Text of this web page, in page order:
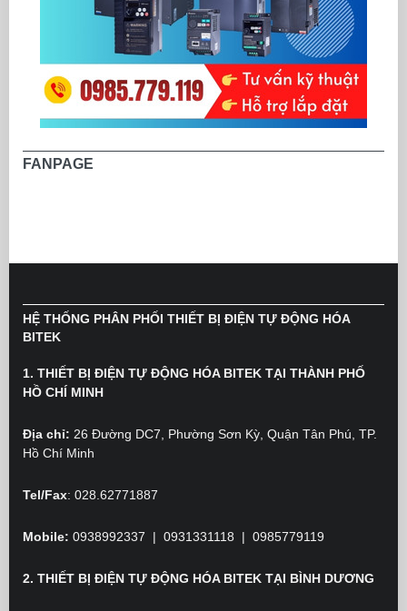
FANPAGE
HỆ THỐNG PHÂN PHỐI THIẾT BỊ ĐIỆN TỰ ĐỘNG HÓA
BITEK
1. THIẾT BỊ ĐIỆN TỰ ĐỘNG HÓA BITEK TẠI THÀNH PHỐ
HỒ CHÍ MINH
Địa chỉ: 26 Đường DC7, Phường Sơn Kỳ, Quận Tân Phú, TP.
Hồ Chí Minh
Tel/Fax: 028.62771887
Mobile: 0938992337 | 0931331118 | 0985779119
2. THIẾT BỊ ĐIỆN TỰ ĐỘNG HÓA BITEK TẠI BÌNH DƯƠNG